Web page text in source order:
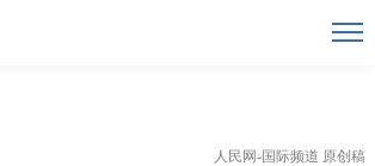
人民网-国际频道 原创稿